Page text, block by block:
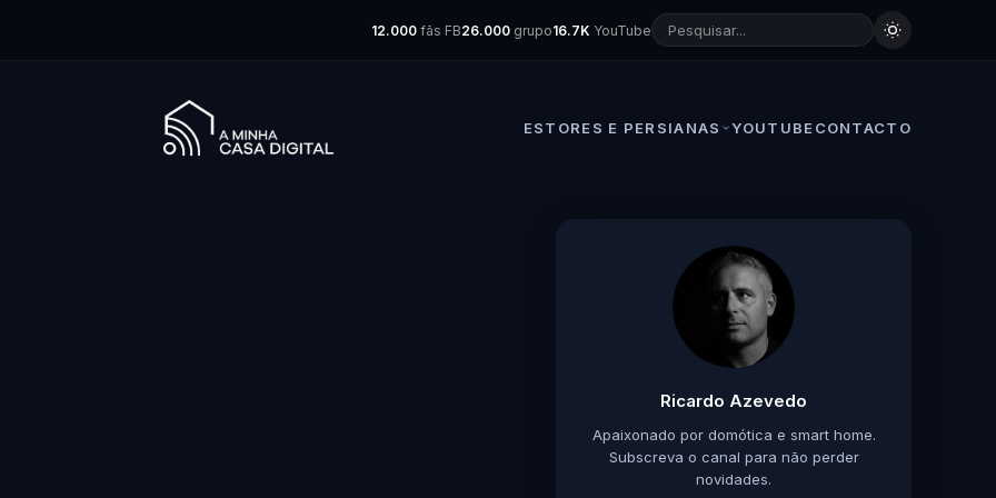
12.000 fãs FB26.000 grupo16.7K YouTube
ESTORES E PERSIANAS YOUTUBE CONTACTO
Ricardo Azevedo
Apaixonado por domótica e smart home.
Subscreva o canal para não perder
novidades.